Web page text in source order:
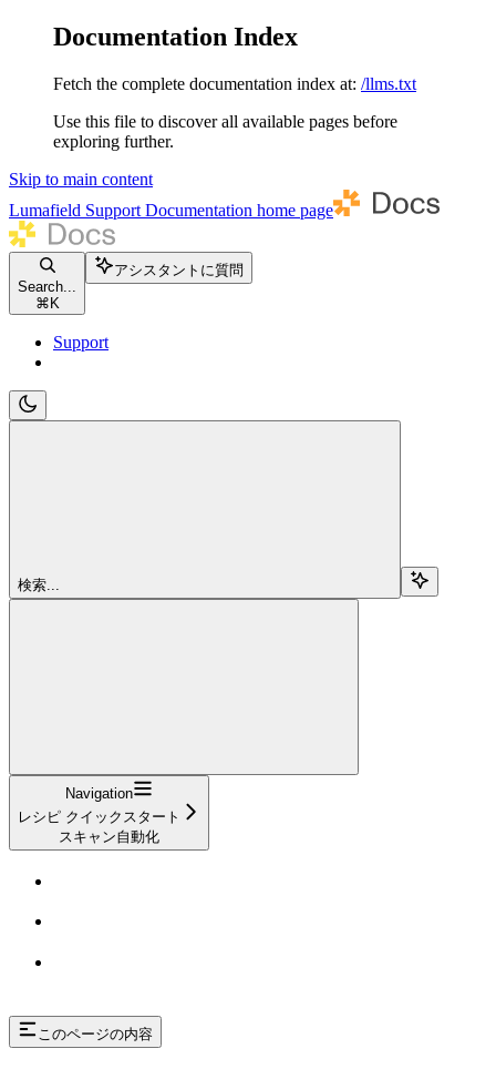
Documentation Index
Fetch the complete documentation index at: /llms.txt
Use this file to discover all available pages before
exploring further.
Skip to main content
Lumafield Support Documentation home page
Search...
⌘ K
アシスタントに質問
Support
検索...
Navigation
レシピ クイックスタート
スキャン自動化
このページの内容